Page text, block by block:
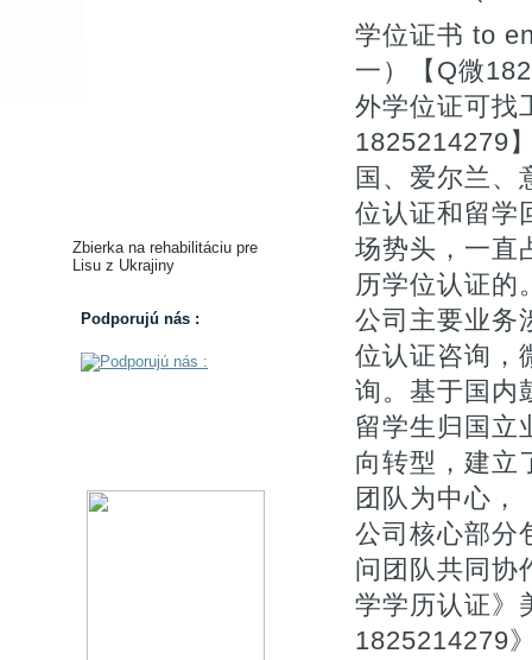
Zbierka na rehabilitáciu pre
Lisu z Ukrajiny
Podporujú nás :
学位证书 to
一）【Q微
外学位证可找
1825214279
国、爱尔兰、
位认证和留学
场势头，一直
历学位认证的
公司主要业务
位认证咨询，
询。基于国内
留学生归国立
向转型，建立
团队为中心，
公司核心部分
问团队共同协
学学历认证》
1825214279